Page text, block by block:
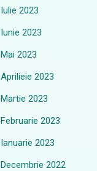
Iulie 2023
Iunie 2023
Mai 2023
Aprilieie 2023
Martie 2023
Februarie 2023
Ianuarie 2023
Decembrie 2022